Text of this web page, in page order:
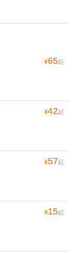
¥65起
¥42起
¥57起
¥15起